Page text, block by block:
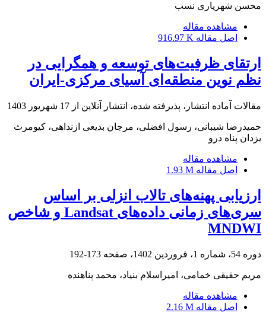
محسن شهریاری نسب
مشاهده مقاله
اصل مقاله 916.97 K
ارتقای ظرفیت‌های توسعه و همگرایی در
نظم نوین منطقه‌ای آسیای مرکزی-ایران
مقالات آماده انتشار، پذیرفته شده، انتشار آنلاین از 17 شهریور 1403
حمیدرضا شیبانی، رسول افضلی، مرجان بدیعی ازنداهی، کیومرث
یزدان پناه درو
مشاهده مقاله
اصل مقاله 1.93 M
ارزیابی پهنه‌های تالاب انزلی بر اساس
سری‌های زمانی داده‌های Landsat و شاخص
MNDWI
دوره 54، شماره 1، فروردین 1402، صفحه 173-192
مریم حقیقی خمامی، امیراسلام بنیاد، محمد پناهنده
مشاهده مقاله
اصل مقاله 2.16 M